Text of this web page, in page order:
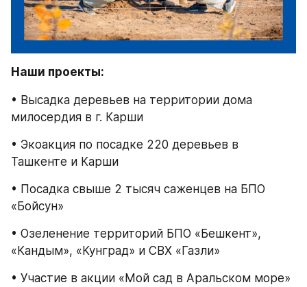
Наши проекты:
• Высадка деревьев на территории дома
милосердия в г. Карши
• Экоакция по посадке 220 деревьев в
Ташкенте и Карши
• Посадка свыше 2 тысяч саженцев на БПО
«Бойсун»
• Озеленение территорий БПО «Бешкент»,
«Кандым», «Кунград» и СВХ «Газли»
• Участие в акции «Мой сад в Аральском море»